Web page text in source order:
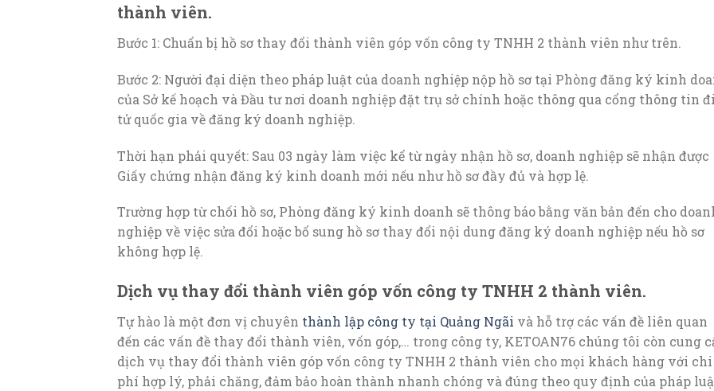
thành viên.
Bước 1: Chuẩn bị hồ sơ thay đổi thành viên góp vốn công ty TNHH 2 thành viên như trên.
Bước 2: Người đại diện theo pháp luật của doanh nghiệp nộp hồ sơ tại Phòng đăng ký kinh
của Sở kế hoạch và Đầu tư nơi doanh nghiệp đặt trụ sở chính hoặc thông qua cổng thông tin
tử quốc gia về đăng ký doanh nghiệp.
Thời hạn phải quyết: Sau 03 ngày làm việc kể từ ngày nhận hồ sơ, doanh nghiệp sẽ nhận được
Giấy chứng nhận đăng ký kinh doanh mới nếu như hồ sơ đầy đủ và hợp lệ.
Trường hợp từ chối hồ sơ, Phòng đăng ký kinh doanh sẽ thông báo bằng văn bản đến cho
nghiệp về việc sửa đổi hoặc bổ sung hồ sơ thay đổi nội dung đăng ký doanh nghiệp nếu hồ sơ
không hợp lệ.
Dịch vụ thay đổi thành viên góp vốn công ty TNHH 2 thành viên.
Tự hào là một đơn vị chuyên thành lập công ty tại Quảng Ngãi và hỗ trợ các vấn đề liên quan
đến các vấn đề thay đổi thành viên, vốn góp,… trong công ty, KETOAN76 chúng tôi còn cung
dịch vụ thay đổi thành viên góp vốn công ty TNHH 2 thành viên cho mọi khách hàng với chi
phí hợp lý, phải chăng, đảm bảo hoàn thành nhanh chóng và đúng theo quy định của pháp